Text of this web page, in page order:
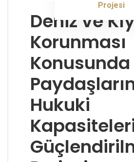
Projesi
Deniz ve
Korunması
Hukuki